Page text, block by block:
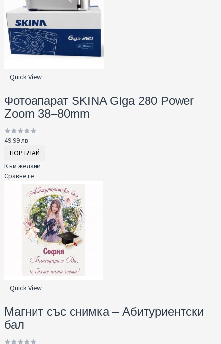
Quick View
Фотоапарат SKINA Giga 280 Power
Zoom 38–80mm
49.99 лв.
ПОРЪЧАЙ
Към желани
Сравнете
Quick View
Магнит със снимка – Абитуриентски
бал